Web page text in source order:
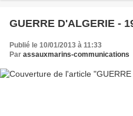
GUERRE D'ALGERIE -
Publié le 10/01/2013 à 11:33
Par assauxmarins-communications